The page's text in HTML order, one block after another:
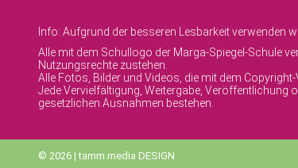
Info: Aufgrund der besseren Lesbarkeit verwenden
Alle mit dem Schullogo der Marga-Spiegel-Schule
Nutzungsrechte zustehen.
Alle Fotos, Bilder und Videos, die mit dem
Jede Vervielfältigung, Weitergabe,
gesetzlichen Ausnahmen bestehen.
© 2026 | tamm.media DESIGN